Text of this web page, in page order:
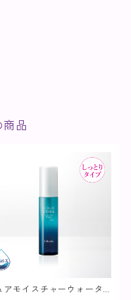
品
アモイスチャーウォータ